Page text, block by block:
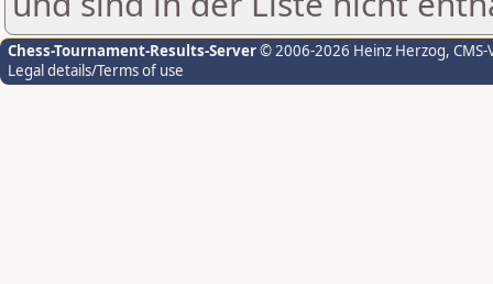
Chess-Tournament-Results-Server© 2006-2026 Heinz Herzog,
Legal details/Terms of use